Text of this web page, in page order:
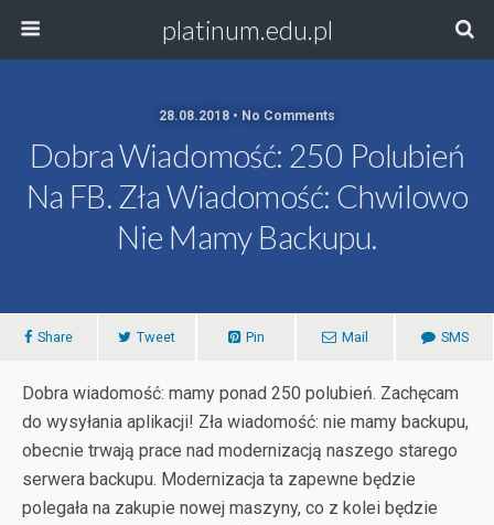
platinum.edu.pl
28.08.2018 • No Comments
Dobra Wiadomość: 250 Polubień
Na FB. Zła Wiadomość: Chwilowo
Nie Mamy Backupu.
Share Tweet Pin Mail SMS
Dobra wiadomość: mamy ponad 250 polubień. Zachęcam
do wysyłania aplikacji! Zła wiadomość: nie mamy backupu,
obecnie trwają prace nad modernizacją naszego starego
serwera backupu. Modernizacja ta zapewne będzie
polegała na zakupie nowej maszyny, co z kolei będzie